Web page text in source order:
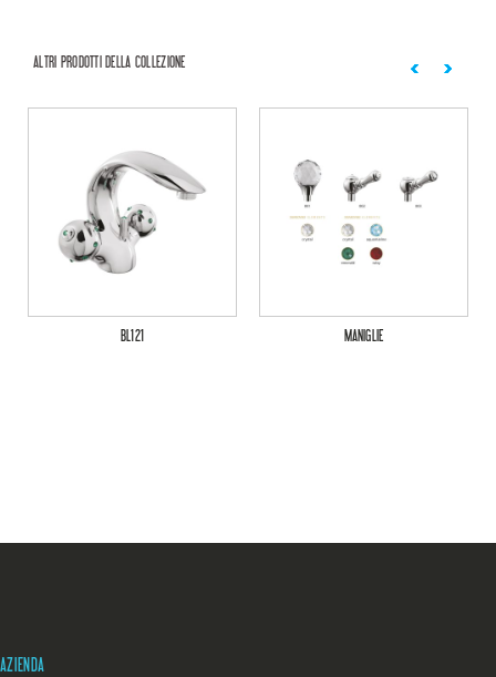
ALTRI PRODOTTI DELLA COLLEZIONE
BL121 MANIGLIE
AZIENDA